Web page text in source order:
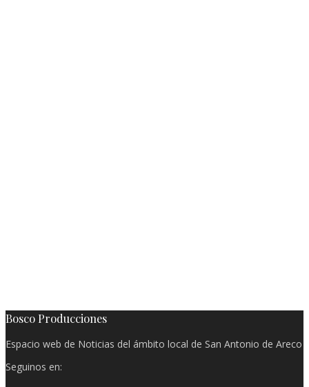
Bosco Producciones
Espacio web de Noticias del ámbito local de San Antonio de Areco
Seguinos en: